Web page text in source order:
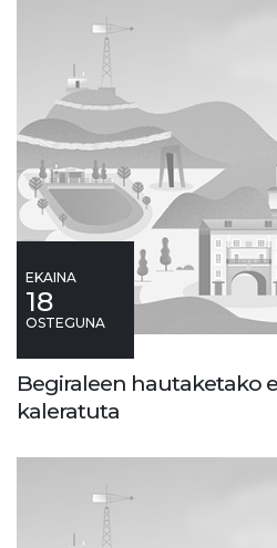
EKAINA
18
OSTEGUNA
Begiraleen hautaketako
kaleratuta